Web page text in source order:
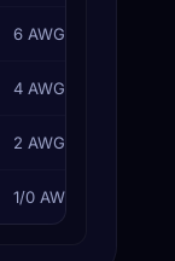
6 AWG
4 AWG
2 AWG
1/0 AWG